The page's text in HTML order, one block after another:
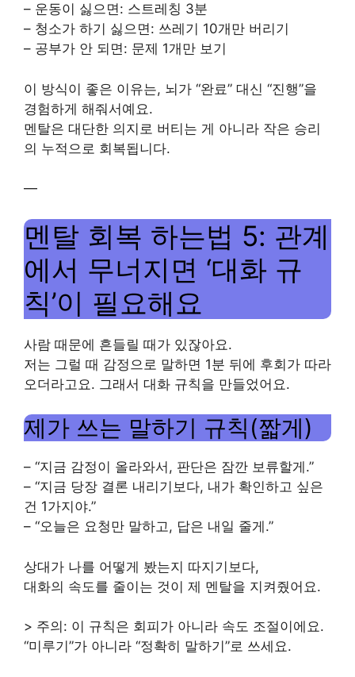
– 운동이 싫으면: 스트레칭 3분
– 청소가 하기 싫으면: 쓰레기 10개만 버리기
– 공부가 안 되면: 문제 1개만 보기
이 방식이 좋은 이유는, 뇌가 “완료” 대신 “진행”을
경험하게 해줘서예요.
멘탈은 대단한 의지로 버티는 게 아니라 작은 승리
의 누적으로 회복됩니다.
—
멘탈 회복 하는법 5: 관계
에서 무너지면 ‘대화 규
칙’이 필요해요
사람 때문에 흔들릴 때가 있잖아요.
저는 그럴 때 감정으로 말하면 1분 뒤에 후회가 따라
오더라고요. 그래서 대화 규칙을 만들었어요.
제가 쓰는 말하기 규칙(짧게)
– “지금 감정이 올라와서, 판단은 잠깐 보류할게.”
– “지금 당장 결론 내리기보다, 내가 확인하고 싶은
건 1가지야.”
– “오늘은 요청만 말하고, 답은 내일 줄게.”
상대가 나를 어떻게 봤는지 따지기보다,
대화의 속도를 줄이는 것이 제 멘탈을 지켜줬어요.
> 주의: 이 규칙은 회피가 아니라 속도 조절이에요.
“미루기”가 아니라 “정확히 말하기”로 쓰세요.